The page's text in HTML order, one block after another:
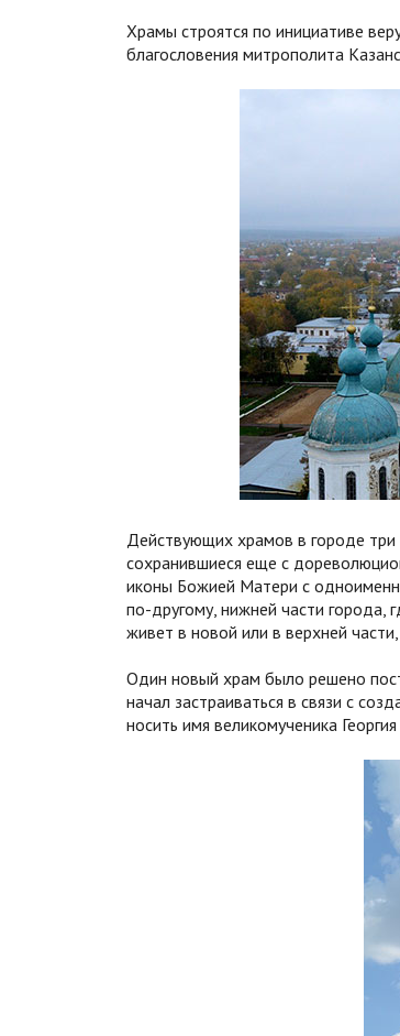
Храмы строятся по инициативе
благословения митрополита
Действующих храмов в городе
сохранившиеся еще с
иконы Божией Матери с
по-другому, нижней части города,
живет в новой или в верхней
Один новый храм было решено
начал застраиваться в связи с
носить имя великомученика